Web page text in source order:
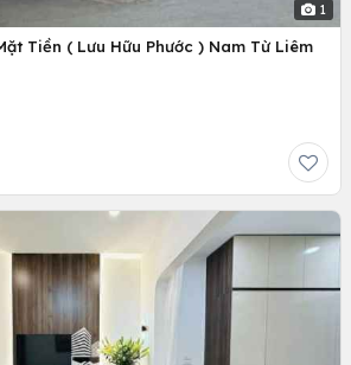
1
Tiền ( Lưu Hữu Phước ) Nam Từ Liêm